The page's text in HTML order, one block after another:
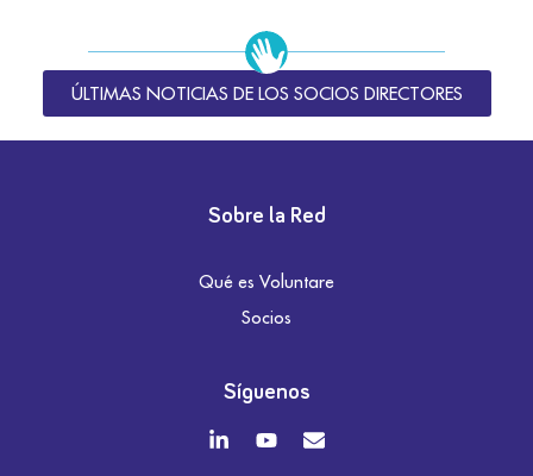
ÚLTIMAS NOTICIAS DE LOS SOCIOS DIRECTORES
Sobre la Red
Qué es Voluntare
Socios
Síguenos